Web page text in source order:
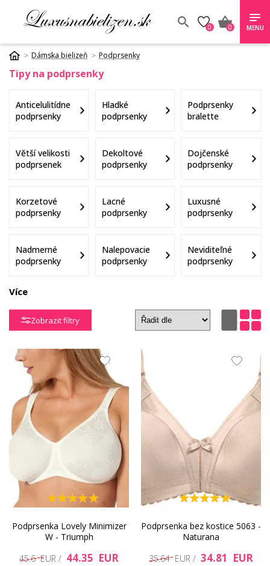
0 0 MENU
Dámska bielizeň Podprsenky
Tipy na podprsenky
Anticelulitídne
podprsenky
Hladké
podprsenky
Podprsenky
bralette
Větší velikosti
podprsenek
Dekoltové
podprsenky
Dojčenské
podprsenky
Korzetové
podprsenky
Lacné
podprsenky
Luxusné
podprsenky
Nadmerné
podprsenky
Nalepovacie
podprsenky
Neviditeľné
podprsenky
Podprsenky so
širokými
ramienkami
zapínaním
Tehotenské
podprsenky
Variabilné
podprsenky
Zmenšujúce
Více
Zobrazit filtry
Podprsenka Lovely Minimizer
W - Triumph
45.6 EUR / 44.35 EUR
Podprsenka bez kostice 5063 -
Naturana
35.64 EUR / 34.81 EUR